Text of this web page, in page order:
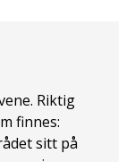
Riktig
finnes:
sitt på